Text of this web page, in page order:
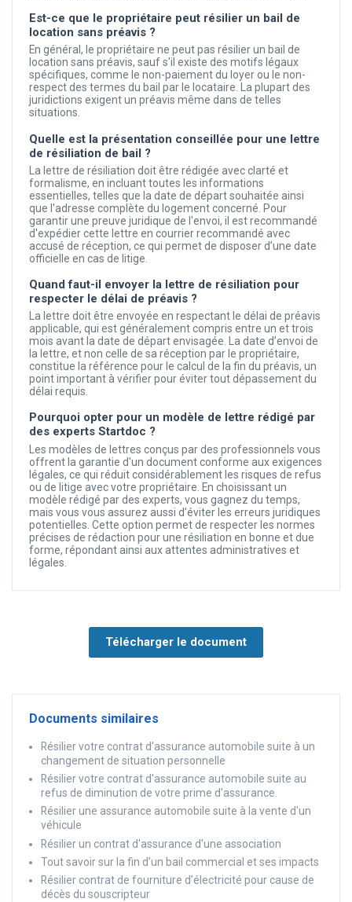
Est-ce que le propriétaire peut résilier un bail de
location sans préavis ?
En général, le propriétaire ne peut pas résilier un bail de
location sans préavis, sauf s'il existe des motifs légaux
spécifiques, comme le non-paiement du loyer ou le non-
respect des termes du bail par le locataire. La plupart des
juridictions exigent un préavis même dans de telles
situations.
Quelle est la présentation conseillée pour une lettre
de résiliation de bail ?
La lettre de résiliation doit être rédigée avec clarté et
formalisme, en incluant toutes les informations
essentielles, telles que la date de départ souhaitée ainsi
que l'adresse complète du logement concerné. Pour
garantir une preuve juridique de l'envoi, il est recommandé
d'expédier cette lettre en courrier recommandé avec
accusé de réception, ce qui permet de disposer d’une date
officielle en cas de litige.
Quand faut-il envoyer la lettre de résiliation pour
respecter le délai de préavis ?
La lettre doit être envoyée en respectant le délai de préavis
applicable, qui est généralement compris entre un et trois
mois avant la date de départ envisagée. La date d’envoi de
la lettre, et non celle de sa réception par le propriétaire,
constitue la référence pour le calcul de la fin du préavis, un
point important à vérifier pour éviter tout dépassement du
délai requis.
Pourquoi opter pour un modèle de lettre rédigé par
des experts Startdoc ?
Les modèles de lettres conçus par des professionnels vous
offrent la garantie d'un document conforme aux exigences
légales, ce qui réduit considérablement les risques de refus
ou de litige avec votre propriétaire. En choisissant un
modèle rédigé par des experts, vous gagnez du temps,
mais vous vous assurez aussi d’éviter les erreurs juridiques
potentielles. Cette option permet de respecter les normes
précises de rédaction pour une résiliation en bonne et due
forme, répondant ainsi aux attentes administratives et
légales.
Télécharger le document
Documents similaires
Résilier votre contrat d'assurance automobile suite à un
changement de situation personnelle
Résilier votre contrat d'assurance automobile suite au
refus de diminution de votre prime d'assurance.
Résilier une assurance automobile suite à la vente d'un
véhicule
Résilier un contrat d'assurance d'une association
Tout savoir sur la fin d’un bail commercial et ses impacts
Résilier contrat de fourniture d’électricité pour cause de
décès du souscripteur